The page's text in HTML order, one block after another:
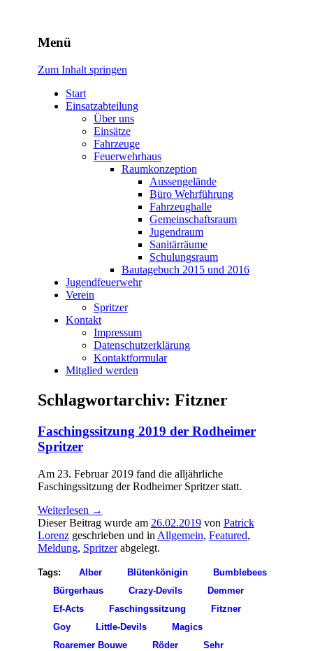
Freiwillige Feuerwehr
Rodheim v.d.H.
Menü
Zum Inhalt springen
Start
Einsatzabteilung
Über uns
Einsätze
Fahrzeuge
Feuerwehrhaus
Raumkonzeption
Aussengelände
Büro Wehrführung
Fahrzeughalle
Gemeinschaftsraum
Jugendraum
Sanitärräume
Schulungsraum
Bautagebuch 2015 und 2016
Jugendfeuerwehr
Verein
Spritzer
Kontakt
Impressum
Datenschutzerklärung
Kontaktformular
Mitglied werden
Schlagwortarchiv: Fitzner
Faschingssitzung 2019 der Rodheimer
Spritzer
Am 23. Februar 2019 fand die alljährliche
Faschingssitzung der Rodheimer Spritzer statt.
Weiterlesen →
Dieser Beitrag wurde am 26.02.2019von Patrick
Lorenzgeschrieben und in Allgemein, Featured,
Meldung, Spritzerabgelegt.
Tags: Alber Blütenkönigin
Bumblebees
Bürgerhaus
Crazy-Devils
Demmer
Ef-Acts
Faschingssitzung
Fitzner
Goy
Little-Devils
Magics
Roaremer Bouwe
Röder
Sehr